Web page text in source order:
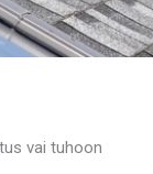
vai tuhoon